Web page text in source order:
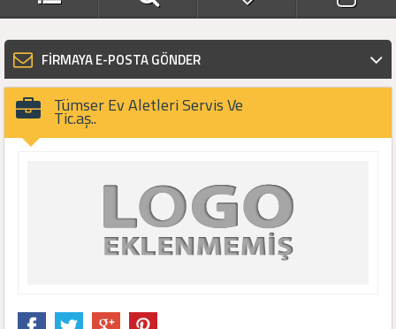
FİRMAYA E-POSTA GÖNDER
Tümser Ev Aletleri Servis Ve
Tic.aş..